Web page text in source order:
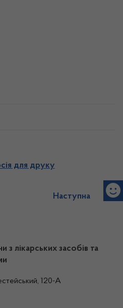
для друку
Наступна
з лікарських засобів та
120-А